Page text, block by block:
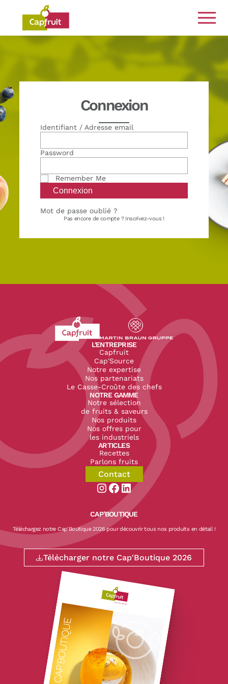
Engagés de la terre à l’assiette
Connexion
Identifiant / Adresse email
Password
Remember Me
Mot de passe oublié ?
Pas encore de compte ? Inscrivez-vous !
Revenir à l'accueil du site CapFruit.com
Voir le site du groupe
L'ENTREPRISE
Capfruit
Cap'Source
Notre expertise
Nos partenariats
Le Casse-Croûte des chefs
NOTRE GAMME
Notre sélection
de fruits & saveurs
Nos produits
Nos offres pour
les industriels
ARTICLES
Recettes
Parlons fruits
Contact
Aller sur la page instagram de
Aller sur la page facebook de
Aller sur la page linkedin de
CAP’BOUTIQUE
Téléchargez notre Cap'Boutique 2026 pour découvrir tous nos produits en détail !
Télécharger notre Cap'Boutique 2026